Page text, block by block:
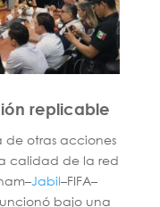
replicable
de otras acciones
calidad de la red
Jabil–FIFA–
bajo una